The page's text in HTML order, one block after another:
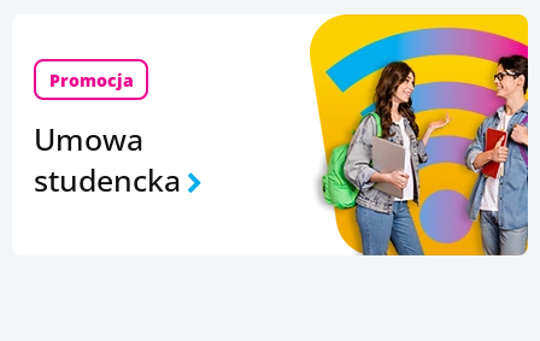
Promocja
Umowa
studencka